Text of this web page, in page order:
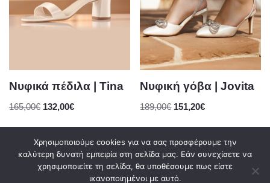
Νυφικά πέδιλα | Tina
165,00€ 132,00€
Νυφική γόβα | Jovita
189,00€ 151,20€
Χρησιμοποιούμε cookies για να σας προσφέρουμε την
καλύτερη δυνατή εμπειρία στη σελίδα μας. Εάν συνεχίσετε να
χρησιμοποιείτε τη σελίδα, θα υποθέσουμε πως είστε
ικανοποιημένοι με αυτό.